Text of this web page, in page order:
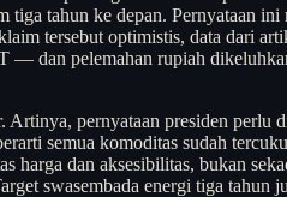
tahun ke depan. Pernyataan
tersebut optimistis, data dari
dan pelemahan rupiah
Artinya, pernyataan presiden
semua komoditas sudah
dan aksesibilitas, bukan
swasembada energi tiga tahun